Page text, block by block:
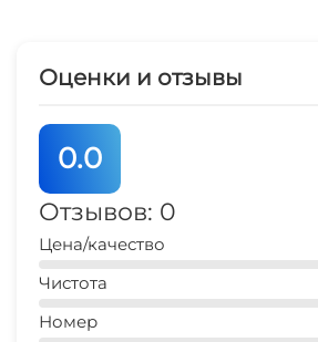
Оценки и отзывы
0.0
Отзывов: 0
Цена/качество
Чистота
Номер